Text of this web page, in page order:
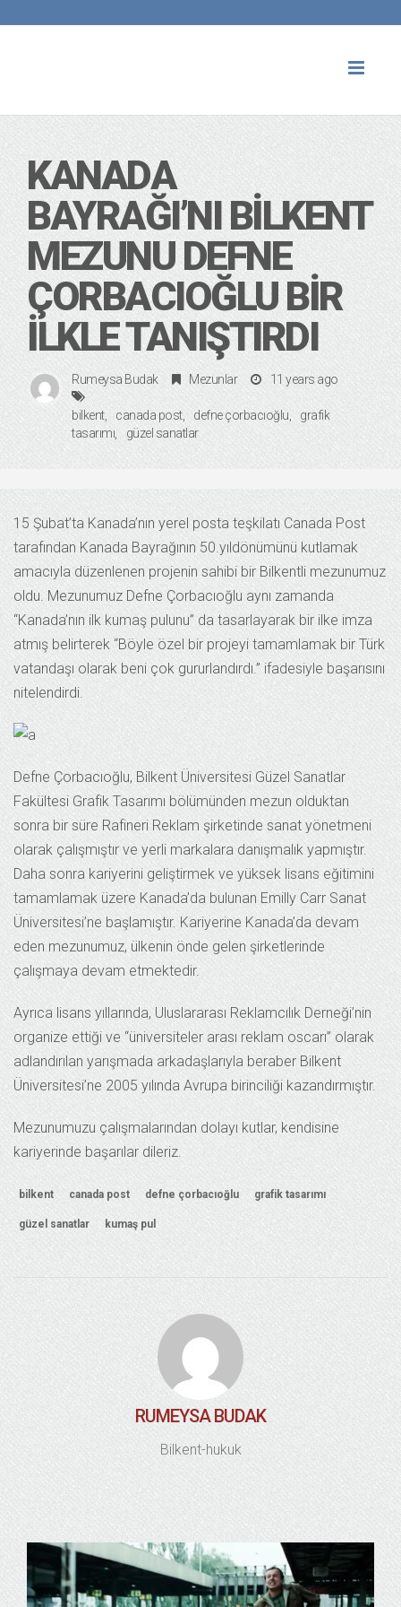
KANADA
BAYRAĞI’NI BILKENT
MEZUNU DEFNE
ÇORBACIOĞLU BIR
İLKLE TANIŞTIRDI
Rumeysa Budak Mezunlar 11 years ago
bilkent canada post defne çorbacıoğlu
grafik
tasarımı
güzel sanatlar
15 Şubat’ta Kanada’nın yerel posta teşkilatı Canada Post
tarafından Kanada Bayrağının 50.yıldönümünü kutlamak
amacıyla düzenlenen projenin sahibi bir Bilkentli mezunumuz
oldu. Mezunumuz Defne Çorbacıoğlu aynı zamanda
“Kanada’nın ilk kumaş pulunu” da tasarlayarak bir ilke imza
atmış belirterek “Böyle özel bir projeyi tamamlamak bir Türk
vatandaşı olarak beni çok gururlandırdı.” ifadesiyle başarısını
nitelendirdi.
Defne Çorbacıoğlu, Bilkent Üniversitesi Güzel Sanatlar
Fakültesi Grafik Tasarımı bölümünden mezun olduktan
sonra bir süre Rafineri Reklam şirketinde sanat yönetmeni
olarak çalışmıştır ve yerli markalara danışmalık yapmıştır.
Daha sonra kariyerini geliştirmek ve yüksek lisans eğitimini
tamamlamak üzere Kanada’da bulunan Emilly Carr Sanat
Üniversitesi’ne başlamıştır. Kariyerine Kanada’da devam
eden mezunumuz, ülkenin önde gelen şirketlerinde
çalışmaya devam etmektedir.
Ayrıca lisans yıllarında, Uluslararası Reklamcılık Derneği’nin
organize ettiği ve “üniversiteler arası reklam oscarı” olarak
adlandırılan yarışmada arkadaşlarıyla beraber Bilkent
Üniversitesi’ne 2005 yılında Avrupa birinciliği kazandırmıştır.
Mezunumuzu çalışmalarından dolayı kutlar, kendisine
kariyerinde başarılar dileriz.
bilkent canada post defne çorbacıoğlu grafik tasarımı
güzel sanatlar kumaş pul
RUMEYSA BUDAK
Bilkent-hukuk